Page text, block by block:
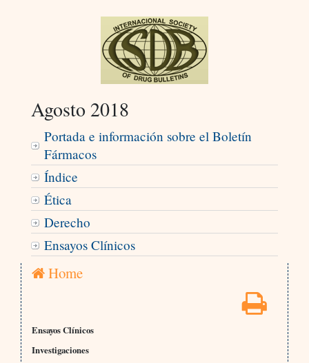
Agosto 2018
Portada e información sobre el Boletín
Fármacos
Índice
Ética
Derecho
Ensayos Clínicos
Home
Ensayos Clínicos
Investigaciones